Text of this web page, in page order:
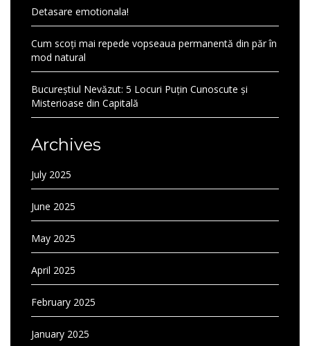
Detasare emotionala!
Cum scoți mai repede vopseaua permanentă din păr în
mod natural
Bucureștiul Nevăzut: 5 Locuri Puțin Cunoscute și
Misterioase din Capitală
Archives
July 2025
June 2025
May 2025
April 2025
February 2025
January 2025